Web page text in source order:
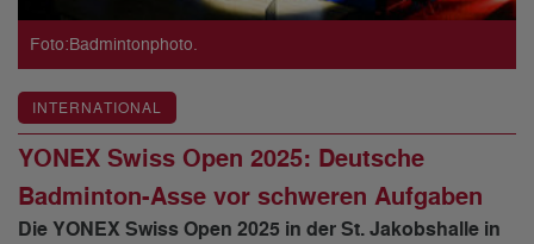
Foto:Badmintonphoto.
INTERNATIONAL
YONEX Swiss Open 2025: Deutsche
Badminton-Asse vor schweren Aufgaben
Die YONEX Swiss Open 2025 in der St. Jakobshalle in